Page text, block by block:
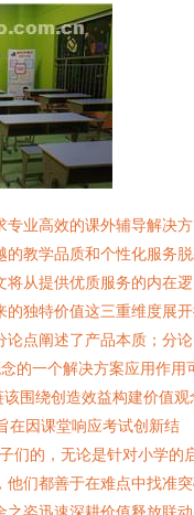
专业高效的课外辅导解决方
的教学品质和个性化服务
从提供优质服务的内在逻
的独特价值这三重维度展
点阐述了产品本质；分
的一个解决方案应用作用
围绕创造效益构建价值观
在因课堂响应考试创新结
们的，无论是针对小学的
他们都善于在难点中找准
之姿迅速深耕价值释放联